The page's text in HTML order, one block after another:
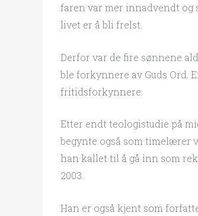
faren var mer innadvendt og
livet er å bli frelst.
Derfor var de fire sønnene
ble forkynnere av Guds Ord.
fritidsforkynnere.
Etter endt teologistudie på
begynte også som timelærer
han kallet til å gå inn som
2003.
Han er også kjent som